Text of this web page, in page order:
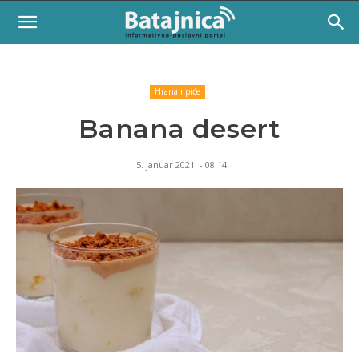
Hrana i piće
Banana desert
5. januar 2021. - 08:14